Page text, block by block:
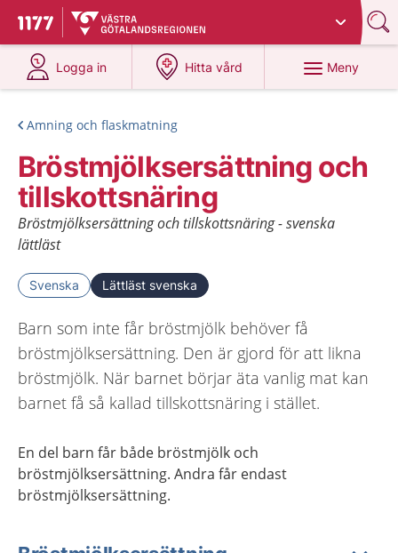
Till startsidan för 1177
Du har valt region
Logga in
på 1177.se
Hitta vård
på 1177.se
Meny
Amning och flaskmatning
Bröstmjölksersättning och
tillskottsnäring
Bröstmjölksersättning och tillskottsnäring - svenska
lättläst
Svenska Lättläst svenska
Barn som inte får bröstmjölk behöver få
bröstmjölksersättning. Den är gjord för att likna
bröstmjölk. När barnet börjar äta vanlig mat kan
barnet få så kallad tillskottsnäring i stället.
En del barn får både bröstmjölk och
bröstmjölksersättning. Andra får endast
bröstmjölksersättning.